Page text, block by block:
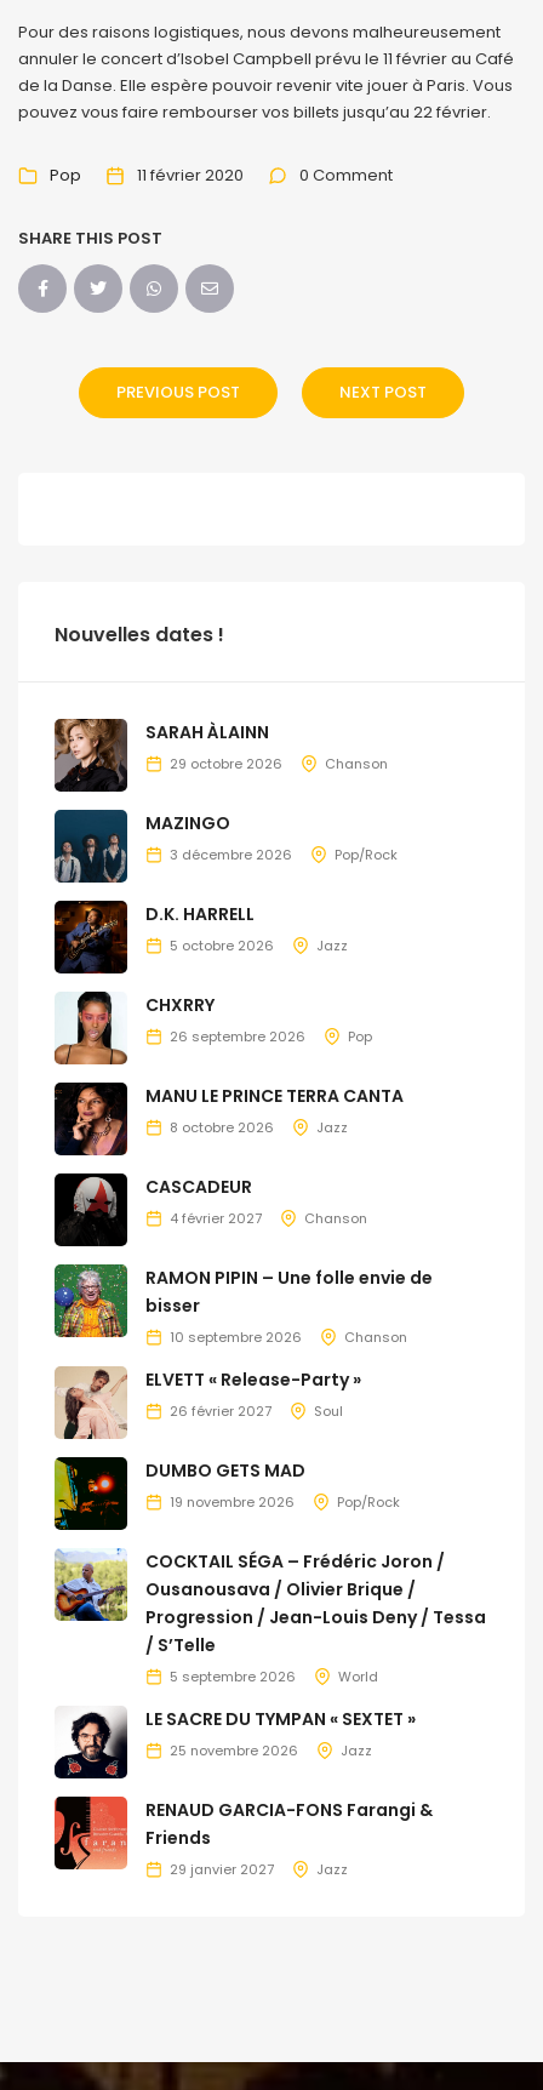
Pour des raisons logistiques, nous devons malheureusement
annuler le concert d’Isobel Campbell prévu le 11 février au Café
de la Danse. Elle espère pouvoir revenir vite jouer à Paris. Vous
pouvez vous faire rembourser vos billets jusqu’au 22 février.
Pop 11 février 2020 0 Comment
SHARE THIS POST
PREVIOUS POST NEXT POST
Nouvelles dates !
SARAH ÀLAINN
29 octobre 2026 Chanson
MAZINGO
3 décembre 2026 Pop/Rock
D.K. HARRELL
5 octobre 2026 Jazz
CHXRRY
26 septembre 2026 Pop
MANU LE PRINCE TERRA CANTA
8 octobre 2026 Jazz
CASCADEUR
4 février 2027 Chanson
RAMON PIPIN – Une folle envie de
bisser
10 septembre 2026 Chanson
ELVETT « Release-Party »
26 février 2027 Soul
DUMBO GETS MAD
19 novembre 2026 Pop/Rock
COCKTAIL SÉGA – Frédéric Joron /
Ousanousava / Olivier Brique /
Progression / Jean-Louis Deny / Tessa
/ S’Telle
5 septembre 2026 World
LE SACRE DU TYMPAN « SEXTET »
25 novembre 2026 Jazz
RENAUD GARCIA-FONS Farangi &
Friends
29 janvier 2027 Jazz